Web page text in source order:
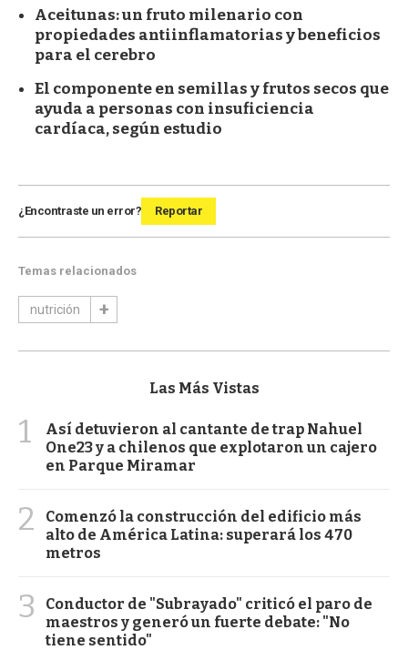
Aceitunas: un fruto milenario con
propiedades antiinflamatorias y beneficios
para el cerebro
El componente en semillas y frutos secos que
ayuda a personas con insuficiencia
cardíaca, según estudio
¿Encontraste un error? Reportar
Temas relacionados
nutrición
Las Más Vistas
1
Así detuvieron al cantante de trap Nahuel
One23 y a chilenos que explotaron un cajero
en Parque Miramar
2
Comenzó la construcción del edificio más
alto de América Latina: superará los 470
metros
3
Conductor de "Subrayado" criticó el paro de
maestros y generó un fuerte debate: "No
tiene sentido"